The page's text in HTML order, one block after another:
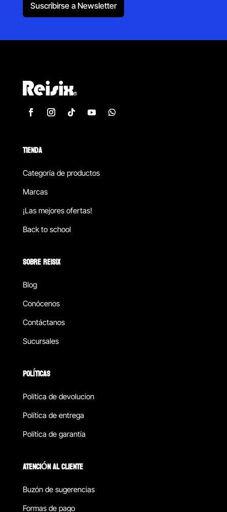
Suscribirse a Newsletter
TIENDA
Categoría de productos
Marcas
¡Las mejores ofertas!
Back to school
SOBRE REISIX
Blog
Conócenos
Contáctanos
Sucursales
POLÍTICAS
Política de devolucion
Política de entrega
Política de garantía
ATENCIÓN AL CLIENTE
Buzón de sugerencias
Formas de pago